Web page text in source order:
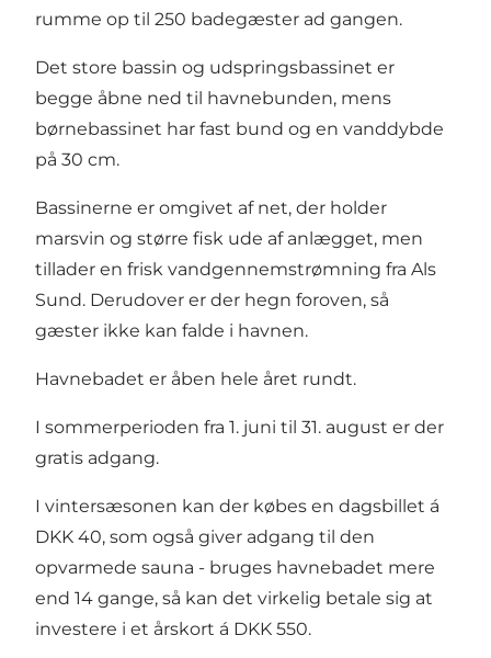
rumme op til 250 badegæster ad gangen.
Det store bassin og udspringsbassinet er
begge åbne ned til havnebunden, mens
børnebassinet har fast bund og en vanddybde
på 30 cm.
Bassinerne er omgivet af net, der holder
marsvin og større fisk ude af anlægget, men
tillader en frisk vandgennemstrømning fra Als
Sund. Derudover er der hegn foroven, så
gæster ikke kan falde i havnen.
Havnebadet er åben hele året rundt.
I sommerperioden fra 1. juni til 31. august er der
gratis adgang.
I vintersæsonen kan der købes en dagsbillet á
DKK 40, som også giver adgang til den
opvarmede sauna - bruges havnebadet mere
end 14 gange, så kan det virkelig betale sig at
investere i et årskort á DKK 550.